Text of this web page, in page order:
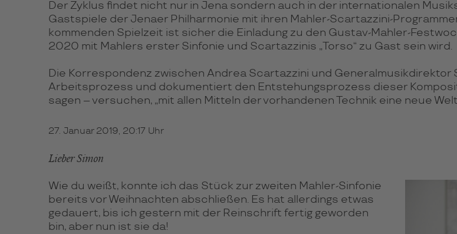
Der Zyklus findet nicht nur in Jena sondern auch in der internationalen
Gastspiele der Jenaer Philharmonie mit ihren Mahler-Scartazzini-
kommenden Spielzeit ist sicher die Einladung zu den Gustav-Mahler-
2020 mit Mahlers erster Sinfonie und Scartazzinis „Torso“ zu Gast sein wird.
Die Korrespondenz zwischen Andrea Scartazzini und Generalmusikdirektor
Arbeitsprozess und dokumentiert den Entstehungsprozess dieser
sagen – versuchen, „mit allen Mitteln der vorhandenen Technik eine neue
27. Januar 2019, 20:17 Uhr
Lieber Simon
Wie du weißt, konnte ich das Stück zur zweiten Mahler-Sinfonie
bereits vor Weihnachten abschließen. Es hat allerdings etwas
gedauert, bis ich gestern mit der Reinschrift fertig geworden
bin, aber nun ist sie da!